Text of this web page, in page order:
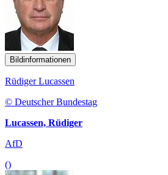
Bildinformationen
Rüdiger Lucassen
© Deutscher Bundestag
Lucassen, Rüdiger
AfD
()